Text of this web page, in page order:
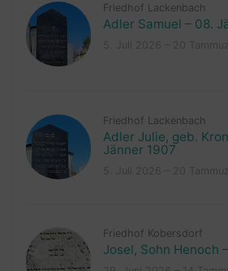
Friedhof Lackenbach
Adler Samuel – 08.
Friedhof Lackenbach
Adler Julie, geb.
Jänner 1907
Friedhof Kobersdorf
Josel, Sohn Henoch